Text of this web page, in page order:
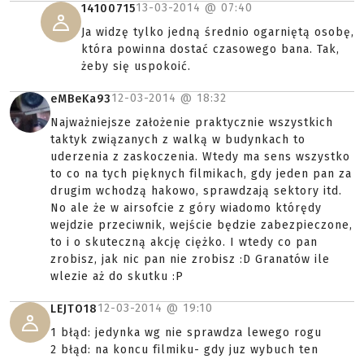
1410071513-03-2014 @ 07:40
Ja widzę tylko jedną średnio ogarniętą osobę,
która powinna dostać czasowego bana. Tak,
żeby się uspokoić.
eMBeKa9312-03-2014 @ 18:32
Najważniejsze założenie praktycznie wszystkich
taktyk związanych z walką w budynkach to
uderzenia z zaskoczenia. Wtedy ma sens wszystko
to co na tych pięknych filmikach, gdy jeden pan za
drugim wchodzą hakowo, sprawdzają sektory itd.
No ale że w airsofcie z góry wiadomo którędy
wejdzie przeciwnik, wejście będzie zabezpieczone,
to i o skuteczną akcję ciężko. I wtedy co pan
zrobisz, jak nic pan nie zrobisz :D Granatów ile
wlezie aż do skutku :P
LEJTO1812-03-2014 @ 19:10
1 błąd: jedynka wg nie sprawdza lewego rogu
2 błąd: na koncu filmiku- gdy juz wybuch ten